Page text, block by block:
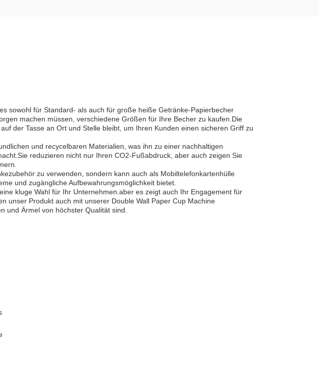
sowohl für Standard- als auch für große heiße Getränke-Papierbecher
machen müssen, verschiedene Größen für Ihre Becher zu kaufen.Die
der Tasse an Ort und Stelle bleibt, um Ihren Kunden einen sicheren Griff zu
und recycelbaren Materialien, was ihn zu einer nachhaltigen
reduzieren nicht nur Ihren CO2-Fußabdruck, aber auch zeigen Sie
zu verwenden, sondern kann auch als Mobiltelefonkartenhülle
und zugängliche Aufbewahrungsmöglichkeit bietet.
kluge Wahl für Ihr Unternehmen.aber es zeigt auch Ihr Engagement für
unser Produkt auch mit unserer Double Wall Paper Cup Machine
und Ärmel von höchster Qualität sind.